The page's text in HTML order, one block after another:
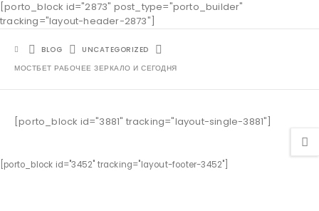
[porto_block id="2873" post_type="porto_builder"
tracking="layout-header-2873"]
BLOG
UNCATEGORIZED
МОСТБЕТ РАБОЧЕЕ ЗЕРКАЛО И СЕГОДНЯ
[porto_block id="3881" tracking="layout-single-3881"]
[porto_block id="3452" tracking="layout-footer-3452"]